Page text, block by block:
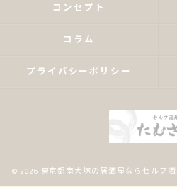
コンセプト
コラム
プライバシーポリシー
© 2026 東京都南大塚の居酒屋ならセルフ酒